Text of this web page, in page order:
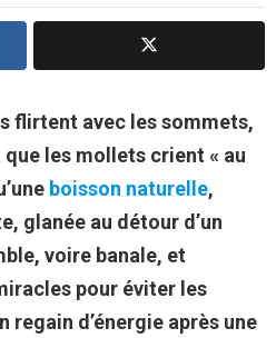
flirtent avec les sommets,
les mollets crient « au
boisson naturelle,
glanée au détour d’un
voire banale, et
pour éviter les
regain d’énergie après une